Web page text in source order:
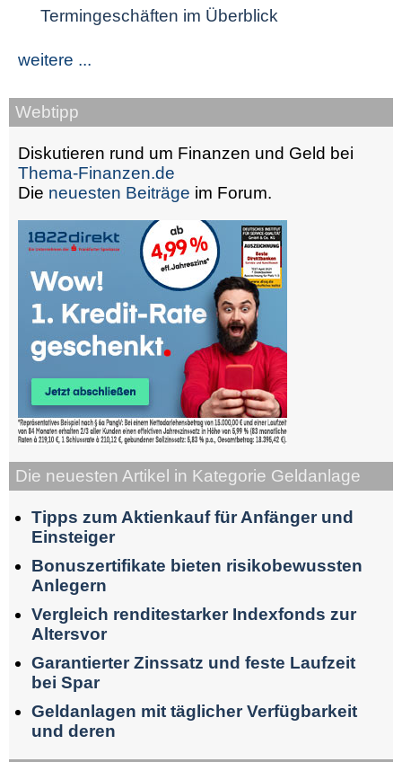
Termingeschäften im Überblick
weitere ...
Webtipp
Diskutieren rund um Finanzen und Geld bei
Thema-Finanzen.de
Die neuesten Beiträge im Forum.
Die neuesten Artikel in Kategorie Geldanlage
Tipps zum Aktienkauf für Anfänger und
Einsteiger
Bonuszertifikate bieten risikobewussten
Anlegern
Vergleich renditestarker Indexfonds zur
Altersvor
Garantierter Zinssatz und feste Laufzeit
bei Spar
Geldanlagen mit täglicher Verfügbarkeit
und deren